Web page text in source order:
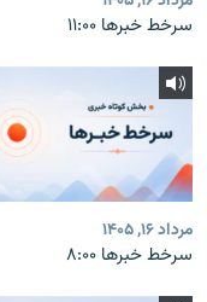
سرخط خبرها ۱۱:۰۰
مرداد ۱۶, ۱۴۰۵
سرخط خبرها ۸:۰۰